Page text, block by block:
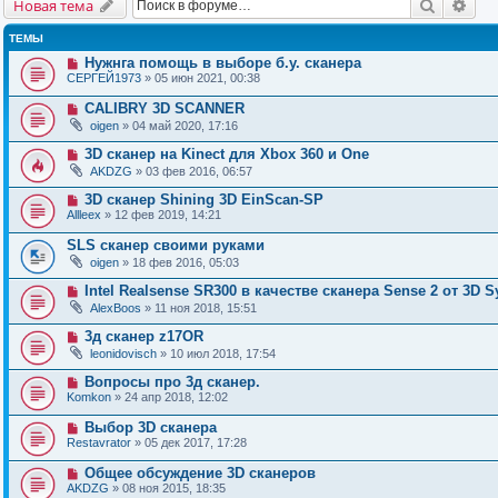
Новая тема
ТЕМЫ
Нужнга помощь в выборе б.у. сканера
СЕРГЕЙ1973 » 05 июн 2021, 00:38
CALIBRY 3D SCANNER
oigen » 04 май 2020, 17:16
3D сканер на Kinect для Xbox 360 и One
AKDZG » 03 фев 2016, 06:57
3D сканер Shining 3D EinScan-SP
Allleex » 12 фев 2019, 14:21
SLS сканер своими руками
oigen » 18 фев 2016, 05:03
Intel Realsense SR300 в качестве сканера Sense 2 от 3D
AlexBoos » 11 ноя 2018, 15:51
3д сканер z17OR
leonidovisch » 10 июл 2018, 17:54
Вопросы про 3д сканер.
Komkon » 24 апр 2018, 12:02
Выбор 3D сканера
Restavrator » 05 дек 2017, 17:28
Общее обсуждение 3D сканеров
AKDZG » 08 ноя 2015, 18:35